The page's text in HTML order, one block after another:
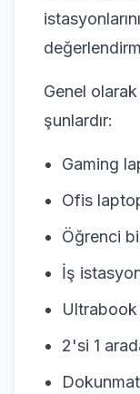
Genel olarak
şunlardır:
Gaming
Ofis
Öğrenci
İş
2'si 1